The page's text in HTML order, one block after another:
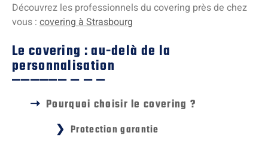
Découvrez les professionnels du covering près de chez
vous : covering à Strasbourg
Le covering : au-delà de la
personnalisation
Pourquoi choisir le covering ?
Protection garantie